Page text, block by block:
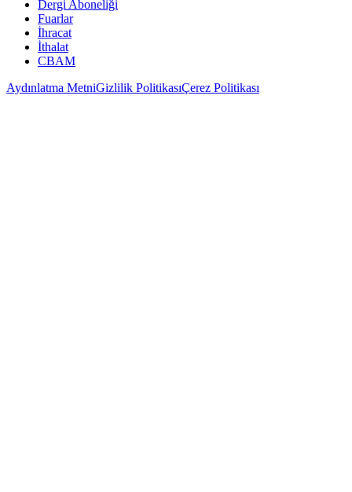
Dergi Aboneliği
Fuarlar
İhracat
İthalat
CBAM
Aydınlatma MetniGizlilik PolitikasıÇerez Politikası